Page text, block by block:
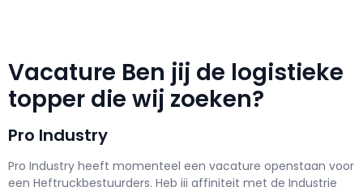
Vacature Ben jij de logistieke
topper die wij zoeken?
Pro Industry
Pro Industry heeft momenteel een vacature openstaan voor
een Heftruckbestuurders. Heb jij affiniteit met de Industrie